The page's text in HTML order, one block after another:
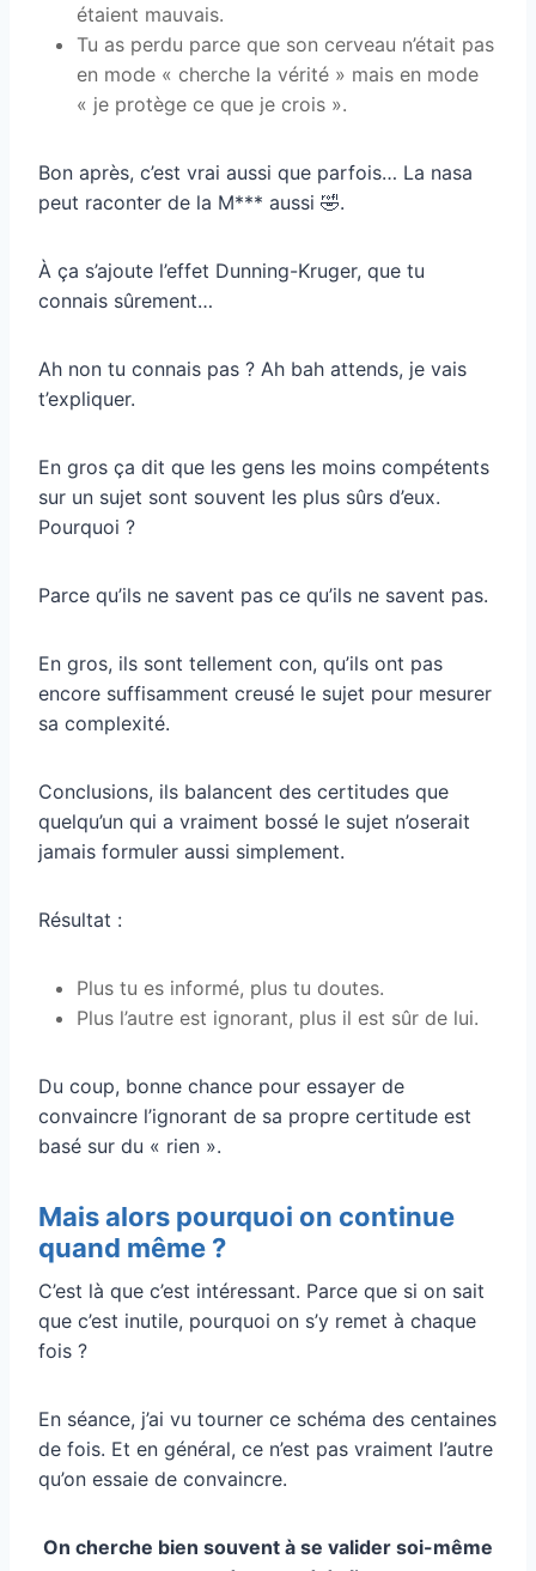
étaient mauvais.
Tu as perdu parce que son cerveau n’était pas
en mode « cherche la vérité » mais en mode
« je protège ce que je crois ».
Bon après, c’est vrai aussi que parfois… La nasa
peut raconter de la M*** aussi 🤣.
À ça s’ajoute l’effet Dunning-Kruger, que tu
connais sûrement…
Ah non tu connais pas ? Ah bah attends, je vais
t’expliquer.
En gros ça dit que les gens les moins compétents
sur un sujet sont souvent les plus sûrs d’eux.
Pourquoi ?
Parce qu’ils ne savent pas ce qu’ils ne savent pas.
En gros, ils sont tellement con, qu’ils ont pas
encore suffisamment creusé le sujet pour mesurer
sa complexité.
Conclusions, ils balancent des certitudes que
quelqu’un qui a vraiment bossé le sujet n’oserait
jamais formuler aussi simplement.
Résultat :
Plus tu es informé, plus tu doutes.
Plus l’autre est ignorant, plus il est sûr de lui.
Du coup, bonne chance pour essayer de
convaincre l’ignorant de sa propre certitude est
basé sur du « rien ».
Mais alors pourquoi on continue
quand même ?
C’est là que c’est intéressant. Parce que si on sait
que c’est inutile, pourquoi on s’y remet à chaque
fois ?
En séance, j’ai vu tourner ce schéma des centaines
de fois. Et en général, ce n’est pas vraiment l’autre
qu’on essaie de convaincre.
On cherche bien souvent à se valider soi-même